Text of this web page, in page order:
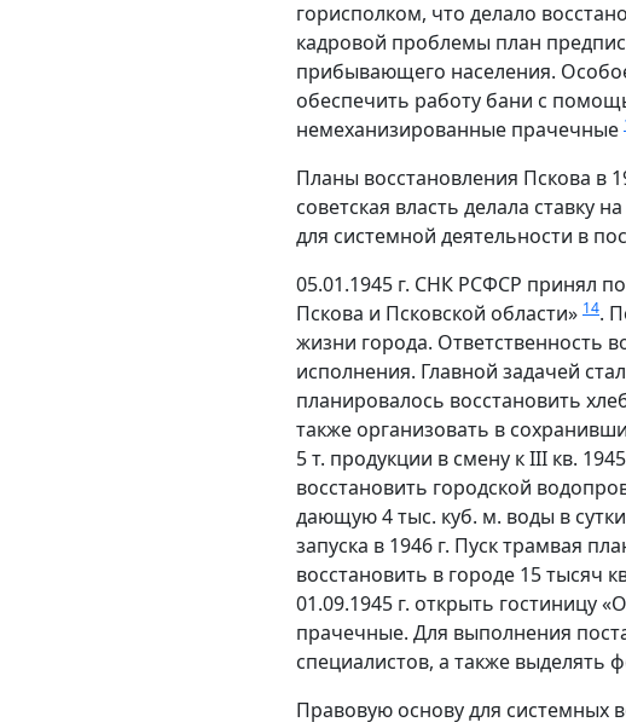
горисполком, что делало
кадровой проблемы план
прибывающего населения.
обеспечить работу бани с
немеханизированные прачечные
Планы восстановления Пскова в
советская власть делала
для системной деятельности в
05.01.1945 г. СНК РСФСР принял
Пскова и Псковской области» 14.
жизни города. Ответственность
исполнения. Главной задачей
планировалось восстановить
также организовать в
5 т. продукции в смену к III кв.
восстановить городской
дающую 4 тыс. куб. м. воды в
запуска в 1946 г. Пуск трамвая
восстановить в городе 15
01.09.1945 г. открыть гостиницу
прачечные. Для выполнения
специалистов, а также выделять
Правовую основу для системных